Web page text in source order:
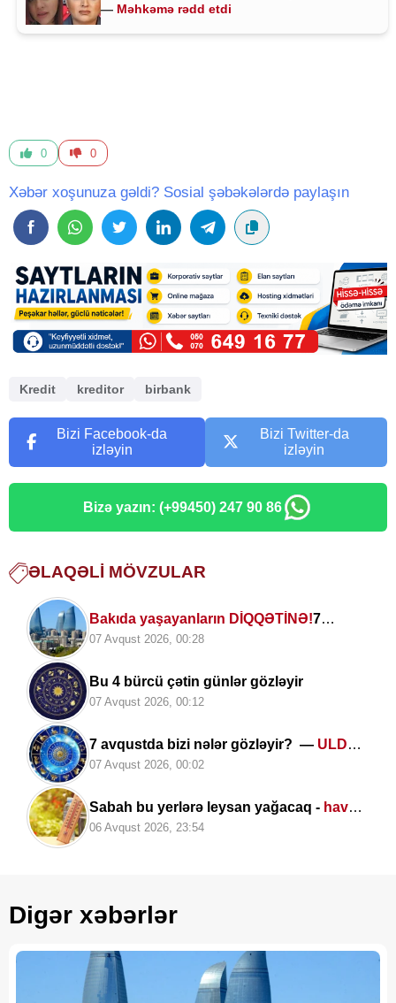
— Məhkəmə rədd etdi
0 0
Xəbər xoşunuza gəldi? Sosial şəbəkələrdə paylaşın
Kredit kreditor birbank
Bizi Facebook-da
izləyin
Bizi Twitter-da
izləyin
Bizə yazın: (+99450) 247 90 86
ƏLAQƏLI MÖVZULAR
Bakıda yaşayanların DİQQƏTİNƏ!7
avqust 2026-cı il saat 00:00-dan etibarən...
07 Avqust 2026, 00:28
Bu 4 bürcü çətin günlər gözləyir
07 Avqust 2026, 00:12
7 avqustda bizi nələr gözləyir? — ULDUZ
FALI
07 Avqust 2026, 00:02
Sabah bu yerlərə leysan yağacaq - hava
PROQNOZU
06 Avqust 2026, 23:54
Digər xəbərlər